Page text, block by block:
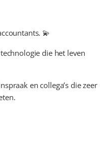
💫
die het leven
en collega’s die zeer